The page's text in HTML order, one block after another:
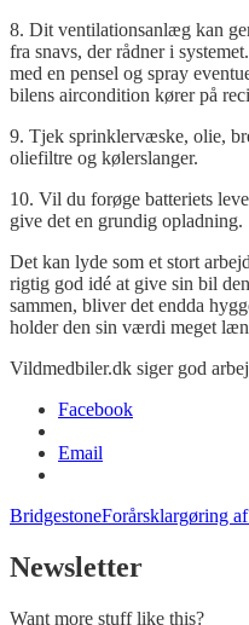
8. Dit ventilationsanlæg kan
fra snavs, der rådner i systemet.
med en pensel og spray
bilens aircondition kører på
9. Tjek sprinklervæske, olie,
oliefiltre og kølerslanger.
10. Vil du forøge batteriets
give det en grundig
Det kan lyde som et stort
rigtig god idé at give sin bil
sammen, bliver det endda
holder den sin værdi meget
Vildmedbiler.dk siger god
Facebook
Email
BridgestoneForårsklargøring
Newsletter
Want more stuff like this?